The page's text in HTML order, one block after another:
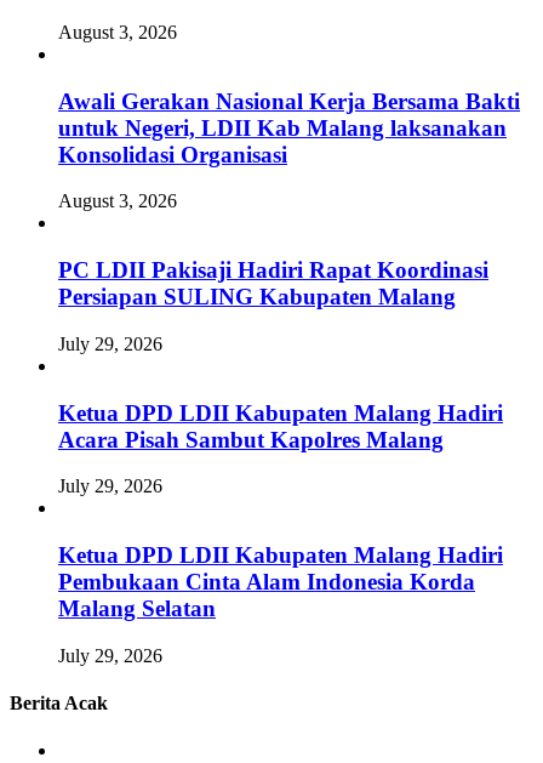
August 3, 2026
Awali Gerakan Nasional Kerja Bersama Bakti
untuk Negeri, LDII Kab Malang laksanakan
Konsolidasi Organisasi
August 3, 2026
PC LDII Pakisaji Hadiri Rapat Koordinasi
Persiapan SULING Kabupaten Malang
July 29, 2026
Ketua DPD LDII Kabupaten Malang Hadiri
Acara Pisah Sambut Kapolres Malang
July 29, 2026
Ketua DPD LDII Kabupaten Malang Hadiri
Pembukaan Cinta Alam Indonesia Korda
Malang Selatan
July 29, 2026
Berita Acak